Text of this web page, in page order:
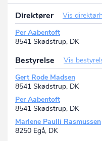
Direktører
Vis
Per Aabentoft
8541 Skødstrup, DK
Bestyrelse
Vis
Gert Rode Madsen
8541 Skødstrup, DK
Per Aabentoft
8541 Skødstrup, DK
Marlene Paulli Rasmussen
8250 Egå, DK